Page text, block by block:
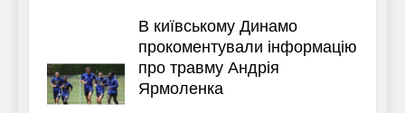
В київському Динамо
прокоментували інформацію
про травму Андрія
Ярмоленка